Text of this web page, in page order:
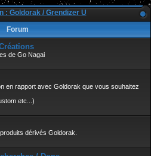
: Goldorak / Grendizer U
Forum
de Go Nagai
en rapport avec Goldorak que vous souhaitez
etc...)
dérivés Goldorak.